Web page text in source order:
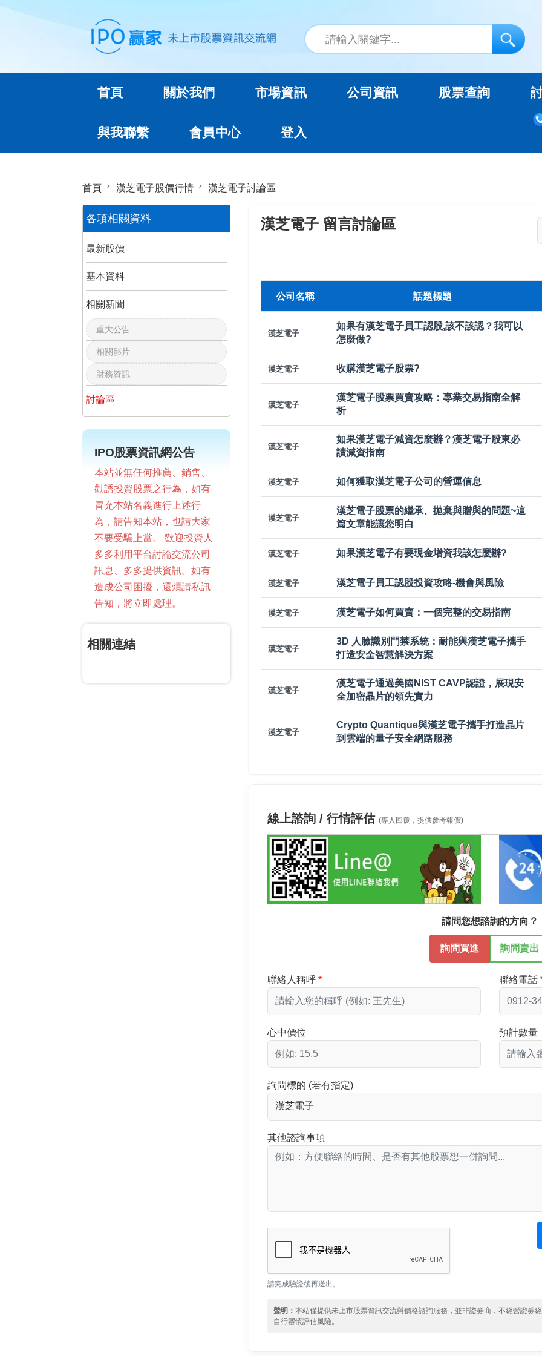
首頁 關於我們 市場資訊 公司資訊 股票查詢
與我聯繫 會員中心 登入
首頁 漢芝電子股價行情 漢芝電子討論區
各項相關資料
最新股價
基本資料
相關新聞
重大公告
相關影片
財務資訊
討論區
IPO股票資訊網公告
本站並無任何推薦、銷售、
勸誘投資股票之行為，如有
冒充本站名義進行上述行
為，請告知本站，也請大家
不要受騙上當。 歡迎投資人
多多利用平台討論交流公司
訊息、多多提供資訊。如有
造成公司困擾，還煩請私訊
告知，將立即處理。
相關連結
漢芝電子 留言討論區
公司名稱 話題標題
漢芝電子
如果有漢芝電子員工認股,該不該認？我可以
怎麼做?
漢芝電子 收購漢芝電子股票?
漢芝電子
漢芝電子股票買賣攻略：專業交易指南全解
析
漢芝電子
如果漢芝電子減資怎麼辦？漢芝電子股東必
讀減資指南
漢芝電子 如何獲取漢芝電子公司的營運信息
漢芝電子
漢芝電子股票的繼承、拋棄與贈與的問題~這
篇文章能讓您明白
漢芝電子 如果漢芝電子有要現金增資我該怎麼辦?
漢芝電子 漢芝電子員工認股投資攻略-機會與風險
漢芝電子 漢芝電子如何買賣：一個完整的交易指南
漢芝電子
3D 人臉識別門禁系統：耐能與漢芝電子攜手
打造安全智慧解決方案
漢芝電子
漢芝電子通過美國NIST CAVP認證，展現安
全加密晶片的領先實力
漢芝電子
Crypto Quantique與漢芝電子攜手打造晶片
到雲端的量子安全網路服務
線上諮詢 / 行情評估(專人回覆，提供參考報價)
請問您想諮詢的方向？
詢問買進 詢問賣出
聯絡人稱呼 聯絡電話
心中價位 預計數量
詢問標的 (若有指定)
其他諮詢事項
請完成驗證後再送出。
聲明：本站僅提供未上市股票資訊交流與價格諮詢服務，並非證券商，不經營證券
自行審慎評估風險。